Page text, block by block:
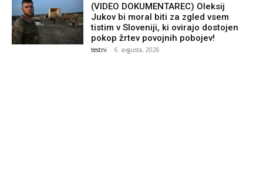
(VIDEO DOKUMENTAREC) Oleksij
Jukov bi moral biti za zgled vsem
tistim v Sloveniji, ki ovirajo dostojen
pokop žrtev povojnih pobojev!
testni - 6. avgusta, 2026